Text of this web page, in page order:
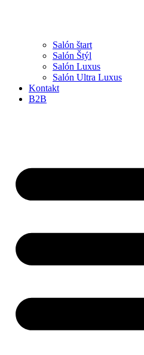
Salón štart
Salón Štýl
Salón Luxus
Salón Ultra Luxus
Kontakt
B2B